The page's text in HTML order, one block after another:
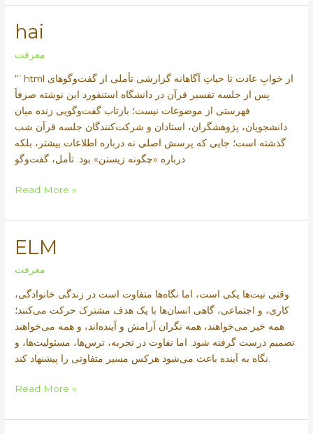
hai
معرفت
“`html از خوابِ عادت تا حیاتِ آگاهانه گزارشی تأملی از گفت‌وگوهای
پس از جلسه تفسیر قرآن در دانشگاه استنفورد این نوشته صرفاً
فهرستی از موضوعات نیست؛ بازتاب گفت‌وگویی زنده میان
دانشجویان، پژوهشگران، استادان و شرکت‌کنندگان جلسه قرآن شب
گذشته است؛ جایی که پرسش اصلی نه درباره اطلاعات بیشتر، بلکه
درباره «چگونه زیستن» بود. تأمل، گفت‌وگو
hai
Read More »
ELM
معرفت
وقتی نیت‌ها یکی است، اما نگاه‌ها متفاوت است در زندگی خانوادگی،
کاری، و اجتماعی، گاهی انسان‌ها با یک هدف مشترک حرکت می‌کنند؛
همه خیر می‌خواهند، همه نگران آرامش و آینده‌اند، و همه می‌خواهند
تصمیم درست گرفته شود. اما تفاوت در تجربه، ترس‌ها، مسئولیت‌ها، و
ELM
Read More »